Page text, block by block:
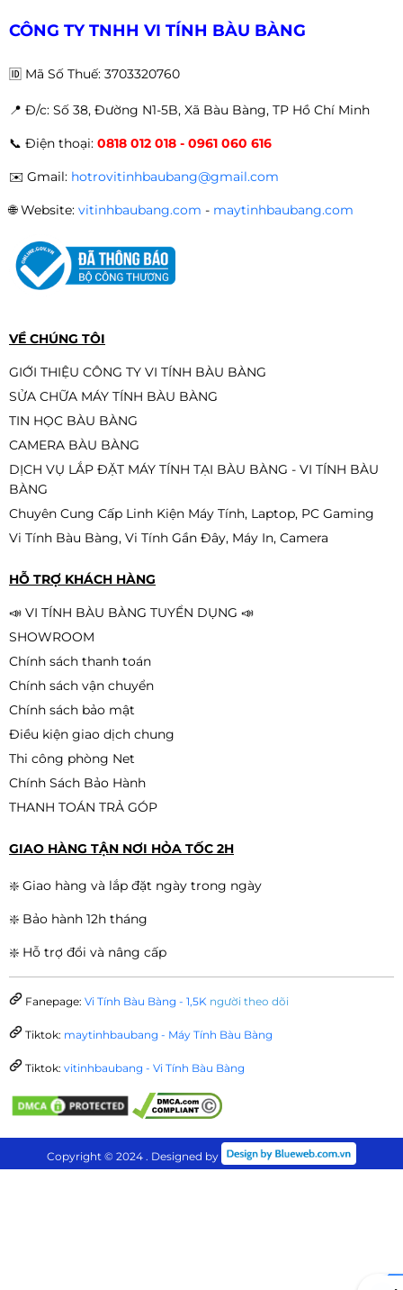
CÔNG TY TNHH VI TÍNH BÀU BÀNG
🆔 Mã Số Thuế: 3703320760
📍 Đ/c: Số 38, Đường N1-5B, Xã Bàu Bàng, TP Hồ Chí Minh
📞 Điện thoại: 0818 012 018 - 0961 060 616
✉️ Gmail: hotrovitinhbaubang@gmail.com
🌐Website: vitinhbaubang.com - maytinhbaubang.com
VỀ CHÚNG TÔI
GIỚI THIỆU CÔNG TY VI TÍNH BÀU BÀNG
SỬA CHỮA MÁY TÍNH BÀU BÀNG
TIN HỌC BÀU BÀNG
CAMERA BÀU BÀNG
DỊCH VỤ LẮP ĐẶT MÁY TÍNH TẠI BÀU BÀNG - VI TÍNH BÀU
BÀNG
Chuyên Cung Cấp Linh Kiện Máy Tính, Laptop, PC Gaming
Vi Tính Bàu Bàng, Vi Tính Gần Đây, Máy In, Camera
HỖ TRỢ KHÁCH HÀNG
📣 VI TÍNH BÀU BÀNG TUYỂN DỤNG 📣
SHOWROOM
Chính sách thanh toán
Chính sách vận chuyển
Chính sách bảo mật
Điều kiện giao dịch chung
Thi công phòng Net
Chính Sách Bảo Hành
THANH TOÁN TRẢ GÓP
GIAO HÀNG TẬN NƠI HỎA TỐC 2H
❇️ Giao hàng và lắp đặt ngày trong ngày
❇️ Bảo hành 12h tháng
❇️ Hỗ trợ đổi và nâng cấp
Fanepage: Vi Tính Bàu Bàng - 1,5K người theo dõi
Tiktok: maytinhbaubang - Máy Tính Bàu Bàng
Tiktok: vitinhbaubang - Vi Tính Bàu Bàng
Copyright © 2024 . Designed by